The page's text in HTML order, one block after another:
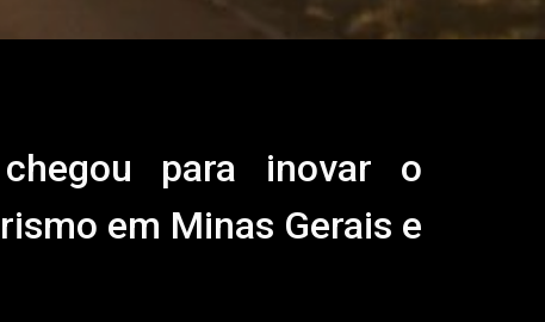
para inovar o
em Minas Gerais e